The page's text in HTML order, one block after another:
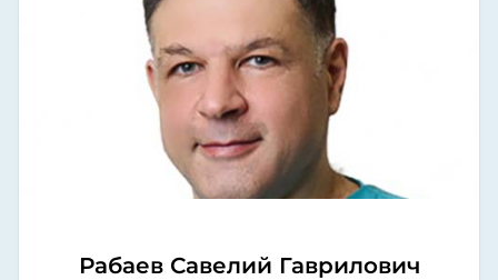
Рабаев Савелий Гаврилович